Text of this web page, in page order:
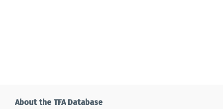
About the TFA Database